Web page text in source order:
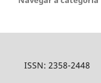
ISSN: 2358-2448